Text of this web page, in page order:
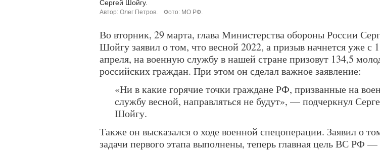
Сергей Шойгу.
Автор: Олег Петров. Фото: МО РФ.
Во вторник, 29 марта, глава Министерства обороны России
Шойгу заявил о том, что весной 2022, а призыв начнется уже с 1
апреля, на военную службу в нашей стране призовут 134,5
российских граждан. При этом он сделал важное заявление:
«Ни в какие горячие точки граждане РФ, призванные на
службу весной, направляться не будут», — подчеркнул
Шойгу.
Также он высказался о ходе военной спецоперации. Заявил о
задачи первого этапа выполнены, теперь главная цель ВС РФ —